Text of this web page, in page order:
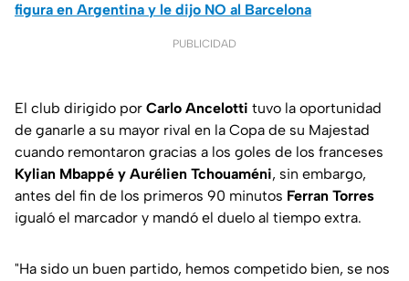
figura en Argentina y le dijo NO al Barcelona
PUBLICIDAD
El club dirigido por Carlo Ancelotti tuvo la oportunidad
de ganarle a su mayor rival en la Copa de su Majestad
cuando remontaron gracias a los goles de los franceses
Kylian Mbappé y Aurélien Tchouaméni, sin embargo,
antes del fin de los primeros 90 minutos Ferran Torres
igualó el marcador y mandó el duelo al tiempo extra.
"Ha sido un buen partido, hemos competido bien, se nos